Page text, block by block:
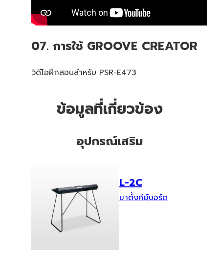
07. การใช้ GROOVE CREATOR
วิดีโอฝึกสอนสำหรับ PSR-E473
ข้อมูลที่เกี่ยวข้อง
อุปกรณ์เสริม
L-2C
ขาตั้งคีย์บอร์ด